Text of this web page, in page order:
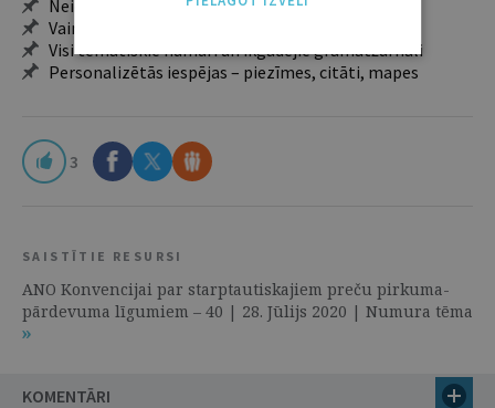
Neierobežota pieeja arhīvam – 24 h/7 d.
Vairāk nekā 18 000 rakstu un 2000 autoru
Visi tematiskie numuri un ikgadējie grāmatžurnāli
Personalizētās iespējas – piezīmes, citāti, mapes
3
SAISTĪTIE RESURSI
ANO Konvencijai par starptautiskajiem preču pirkuma-
pārdevuma līgumiem – 40 | 28. Jūlijs 2020 | Numura tēma
KOMENTĀRI